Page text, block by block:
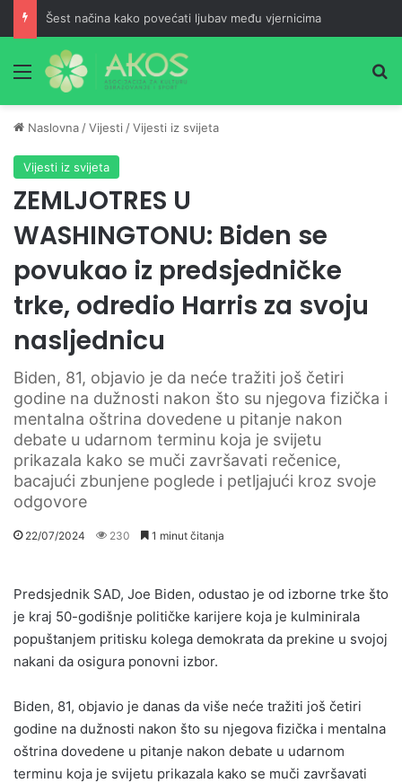
Šest načina kako povećati ljubav među vjernicima
Meni
Naslovna /Vijesti /Vijesti iz svijeta
Vijesti iz svijeta
ZEMLJOTRES U
WASHINGTONU: Biden se
povukao iz predsjedničke
trke, odredio Harris za svoju
nasljednicu
Biden, 81, objavio je da neće tražiti još četiri
godine na dužnosti nakon što su njegova fizička i
mentalna oštrina dovedene u pitanje nakon
debate u udarnom terminu koja je svijetu
prikazala kako se muči završavati rečenice,
bacajući zbunjene poglede i petljajući kroz svoje
odgovore
22/07/2024 230 1 minut čitanja
Predsjednik SAD, Joe Biden, odustao je od izborne trke što
je kraj 50-godišnje političke karijere koja je kulminirala
popuštanjem pritisku kolega demokrata da prekine u svojoj
nakani da osigura ponovni izbor.
Biden, 81, objavio je danas da više neće tražiti još četiri
godine na dužnosti nakon što su njegova fizička i mentalna
oštrina dovedene u pitanje nakon debate u udarnom
terminu koja je svijetu prikazala kako se muči završavati